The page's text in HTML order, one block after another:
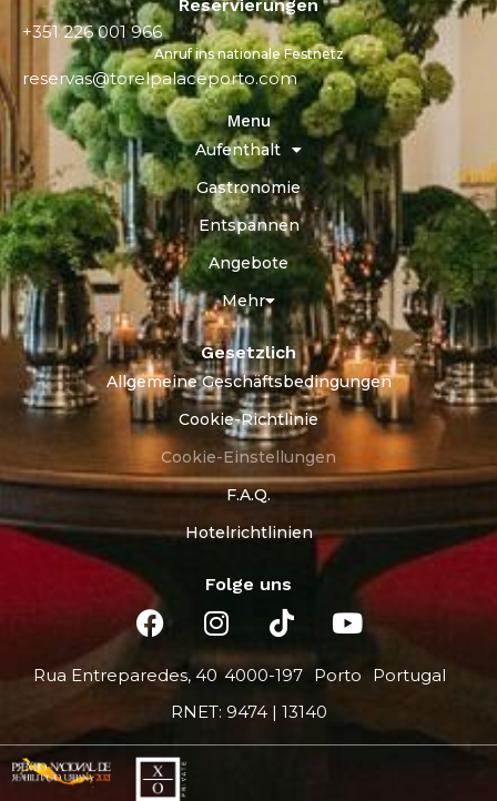
Reservierungen
+351 226 001 966
Anruf ins nationale Festnetz
reservas@torelpalaceporto.com
Menu
Aufenthalt
Gastronomie
Entspannen
Angebote
Mehr
Gesetzlich
Allgemeine Geschäftsbedingungen
Cookie-Richtlinie
Cookie-Einstellungen
F.A.Q.
Hotelrichtlinien
Folge uns
Rua Entreparedes, 40 4000-197 Porto
Portugal
RNET: 9474 | 13140